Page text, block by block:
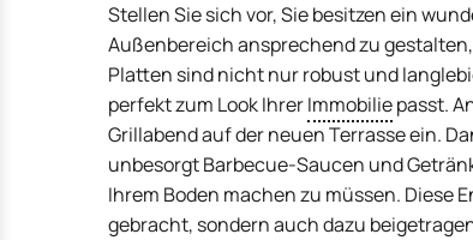
Stellen Sie sich vor, Sie besitzen ein
Außenbereich ansprechend zu
Platten sind nicht nur robust und
perfekt zum Look IhrerImmobiliepasst.
Grillabend auf der neuen Terrasse ein.
unbesorgt Barbecue-Saucen und
Ihrem Boden machen zu müssen. Diese
gebracht, sondern auch dazu